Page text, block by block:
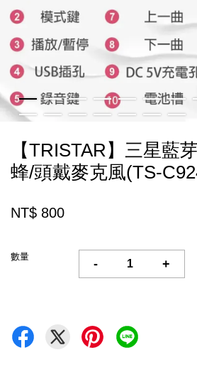
【TRISTAR】三星藍
蜂/頭戴麥克風(TS-
NT$ 800
數量
- +